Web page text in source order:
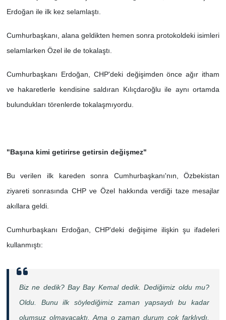
Erdoğan ile ilk kez selamlaştı.
Cumhurbaşkanı, alana geldikten hemen sonra protokoldeki isimleri
selamlarken Özel ile de tokalaştı.
Cumhurbaşkanı Erdoğan, CHP'deki değişimden önce ağır itham
ve hakaretlerle kendisine saldıran Kılıçdaroğlu ile aynı ortamda
bulundukları törenlerde tokalaşmıyordu.
"Başına kimi getirirse getirsin değişmez"
Bu verilen ilk kareden sonra Cumhurbaşkanı'nın, Özbekistan
ziyareti sonrasında CHP ve Özel hakkında verdiği taze mesajlar
akıllara geldi.
Cumhurbaşkanı Erdoğan, CHP'deki değişime ilişkin şu ifadeleri
kullanmıştı:
Biz ne dedik? Bay Bay Kemal dedik. Dediğimiz oldu mu?
Oldu. Bunu ilk söylediğimiz zaman yapsaydı bu kadar
olumsuz olmayacaktı. Ama o zaman durum çok farklıydı.